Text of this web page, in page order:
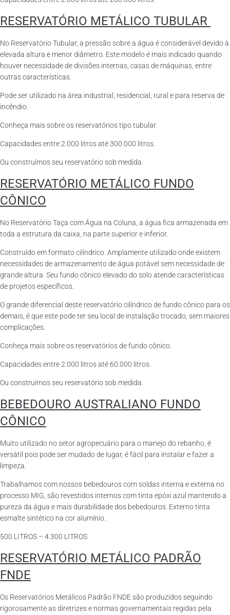
RESERVATÓRIO METÁLICO TUBULAR
No Reservatório Tubular, a pressão sobre a água é considerável devido à
elevada altura e menor diâmetro. Este modelo é mais indicado quando
houver necessidade de divisões internas, casas de máquinas, entre
outras características.
Pode ser utilizado na área industrial, residencial, rural e para reserva de
incêndio.
Conheça mais sobre os reservatórios tipo tubular.
Capacidades entre 2.000 litros até 300.000 litros.
Ou construímos seu reservatório sob medida.
RESERVATÓRIO METÁLICO FUNDO
CÔNICO
No Reservatório Taça com Água na Coluna, a água fica armazenada em
toda a estrutura da caixa, na parte superior e inferior.
Construído em formato cilíndrico. Amplamente utilizado onde existem
necessidades de armazenamento de água potável sem necessidade de
grande altura. Seu fundo cônico elevado do solo atende características
de projetos específicos.
O grande diferencial deste reservatório cilíndrico de fundo cônico para os
demais, é que este pode ter seu local de instalação trocado, sem maiores
complicações.
Conheça mais sobre os reservatórios de fundo cônico.
Capacidades entre 2.000 litros até 60.000 litros.
Ou construímos seu reservatório sob medida.
BEBEDOURO AUSTRALIANO FUNDO
CÔNICO
Muito utilizado no setor agropecuário para o manejo do rebanho, é
versátil pois pode ser mudado de lugar, é fácil para instalar e fazer a
limpeza.
Trabalhamos com nossos bebedouros com soldas interna e externa no
processo MIG, são revestidos internos com tinta epóxi azul mantendo a
pureza da água e mais durabilidade dos bebedouros. Externo tinta
esmalte sintético na cor alumínio.
500 LITROS – 4.300 LITROS
RESERVATÓRIO METÁLICO PADRÃO
FNDE
Os Reservatórios Metálicos Padrão FNDE são produzidos seguindo
rigorosamente as diretrizes e normas governamentais regidas pela